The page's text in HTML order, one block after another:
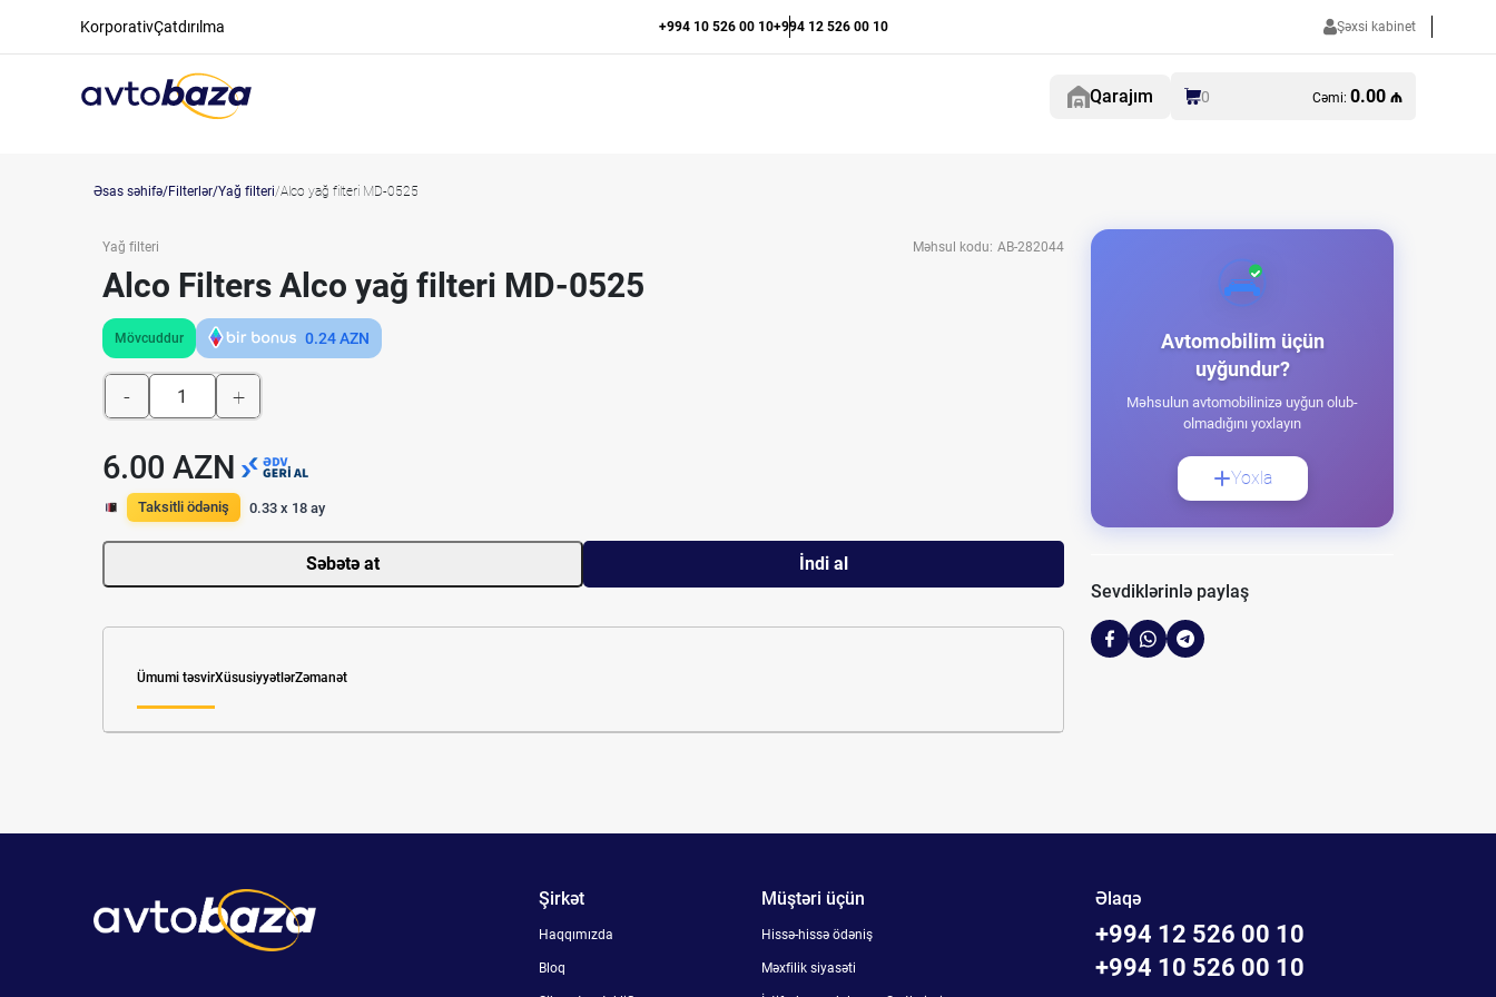
KorporativÇatdırılma +994 10 526 00 10+994 12 526 00 10 Şəxsi kabinet
Qarajım 0 Cəmi: 0.00 ₼
Əsas səhifə Filterlər Yağ filteri Alco yağ filteri MD-0525
Yağ filteri Məhsul kodu: AB-282044
Alco Filters Alco yağ filteri MD-0525
Mövcuddur 0.24AZN
- +
6.00 AZN
Taksitli ödəniş 0.33 x 18 ay
Səbətə at İndi al
Ümumi təsvirXüsusiyyətlərZəmanət
Avtomobilim üçün
uyğundur?
Məhsulun avtomobilinizə uyğun olub-
olmadığını yoxlayın
Yoxla
Sevdiklərinlə paylaş
Şirkət
Haqqımızda
Bloq
Müştəri üçün
Hissə-hissə ödəniş
Məxfilik siyasəti
Əlaqə
+994 12 526 00 10
+994 10 526 00 10